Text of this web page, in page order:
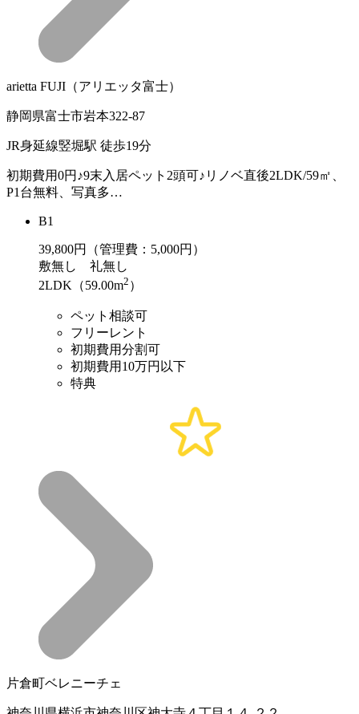
arietta FUJI（アリエッタ富士）
静岡県富士市岩本322-87
JR身延線竪堀駅 徒歩19分
初期費用0円♪9末入居ペット2頭可♪リノベ直後2LDK/59㎡、
P1台無料、写真多…
B1
39,800円（管理費：5,000円）
敷無し 礼無し
2LDK（59.00m2 ）
ペット相談可
フリーレント
初期費用分割可
初期費用10万円以下
特典
片倉町ベレニーチェ